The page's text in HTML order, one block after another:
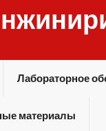
Лабораторное
материалы